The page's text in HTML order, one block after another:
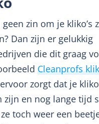
zin om je kliko’s
Dan zijn er gelukkig
die dit graag
Cleanprofs
zorgt dat je
zijn en nog lange tijd
toch weer een